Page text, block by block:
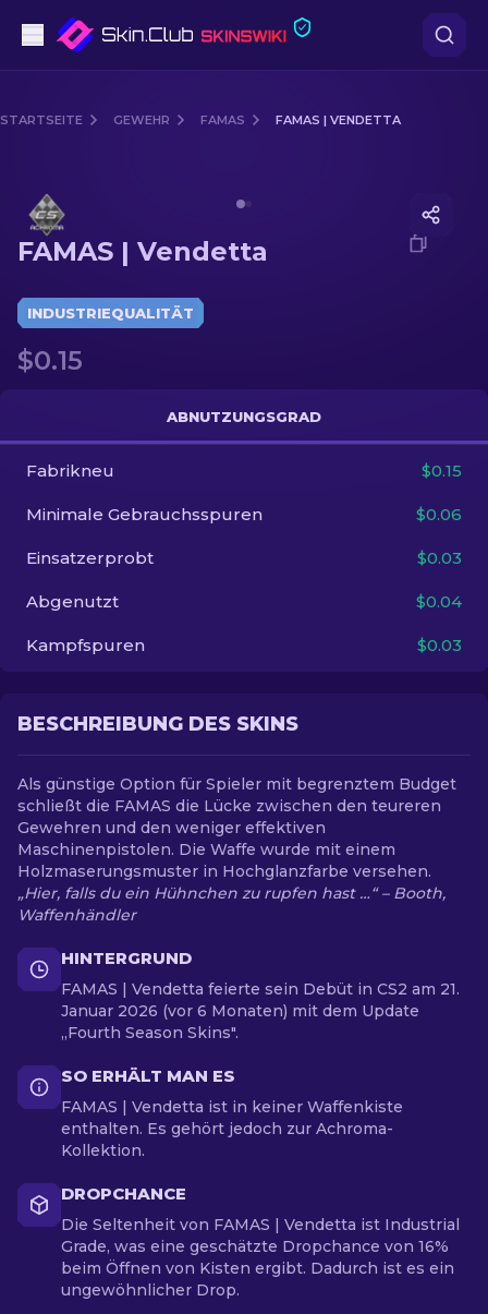
Scharfschützengewehr
Messer
Handschuh
Andere
STARTSEITE GEWEHR FAMAS FAMAS | VENDETTA
FAMAS | Vendetta
INDUSTRIEQUALITÄT
$0.15
ABNUTZUNGSGRAD
Fabrikneu $0.15
Minimale Gebrauchsspuren $0.06
Einsatzerprobt $0.03
Abgenutzt $0.04
Kampfspuren $0.03
BESCHREIBUNG DES SKINS
Als günstige Option für Spieler mit begrenztem Budget
schließt die FAMAS die Lücke zwischen den teureren
Gewehren und den weniger effektiven
Maschinenpistolen. Die Waffe wurde mit einem
Holzmaserungsmuster in Hochglanzfarbe versehen.
„Hier, falls du ein Hühnchen zu rupfen hast …“ – Booth,
Waffenhändler
HINTERGRUND
FAMAS | Vendetta feierte sein Debüt in CS2 am 21.
Januar 2026 (vor 6 Monaten) mit dem Update
„Fourth Season Skins".
SO ERHÄLT MAN ES
FAMAS | Vendetta ist in keiner Waffenkiste
enthalten. Es gehört jedoch zur Achroma-
Kollektion.
DROPCHANCE
Die Seltenheit von FAMAS | Vendetta ist Industrial
Grade, was eine geschätzte Dropchance von 16%
beim Öffnen von Kisten ergibt. Dadurch ist es ein
ungewöhnlicher Drop.